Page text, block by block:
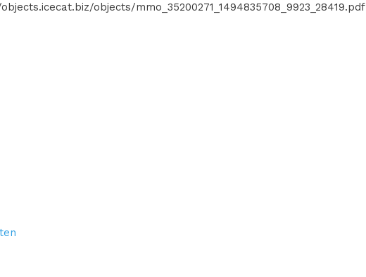
objects/mmo_35200271_1494835708_9923_28419.pdf